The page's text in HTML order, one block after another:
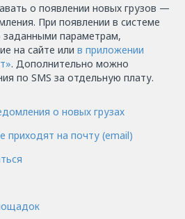
о появлении новых грузов —
При появлении в системе
параметрам,
на сайте или в приложении
. Дополнительно можно
по SMS за отдельную плату.
о новых грузах
приходят на почту (email)